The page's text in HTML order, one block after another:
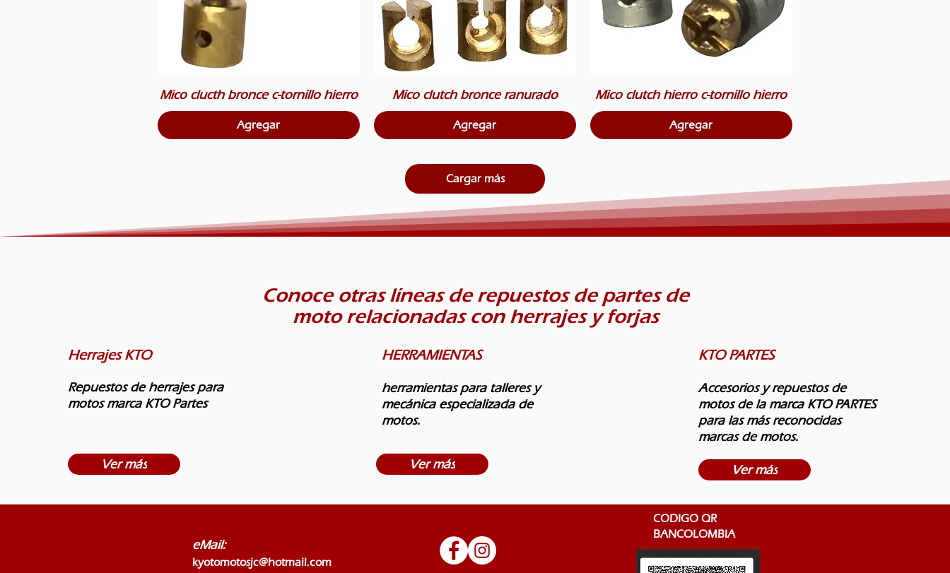
Mico clucth bronce c-tornillo hierro
Agregar
Mico clutch bronce ranurado
Agregar
Mico clutch hierro c-tornillo hierro
Agregar
Cargar más
Conoce otras líneas de repuestos de partes de
moto relacionadas con herrajes y forjas
Herrajes KTO
Repuestos de herrajes para
motos marca KTO Partes
Ver más
HERRAMIENTAS
herramientas para talleres y
mecánica especializada de
motos.
Ver más
KTO PARTES
Accesorios y repuestos de
motos de la marca KTO PARTES
para las más reconocidas
marcas de motos.
Ver más
eMail:
kyotomotosjc@hotmail.com
CODIGO QR
BANCOLOMBIA